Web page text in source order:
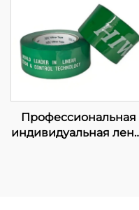
Профессиональная
индивидуальная